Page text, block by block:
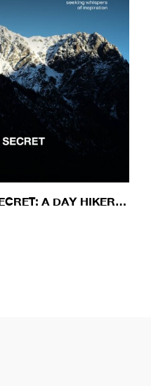
A DAY HIKER’S